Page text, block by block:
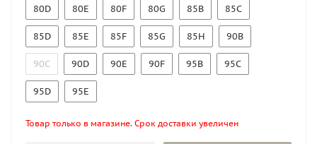
80D 80E 80F 80G 85B 85C
85D 85E 85F 85G 85H 90B
90C 90D 90E 90F 95B 95C
95D 95E
Товар только в магазине. Срок доставки увеличен